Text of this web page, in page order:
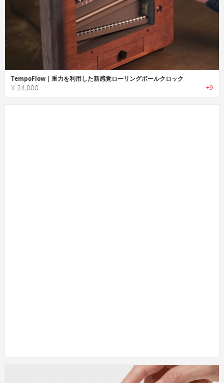
TempoFlow｜重力を利用した新感覚ローリングボールクロック
¥ 24,000 +9